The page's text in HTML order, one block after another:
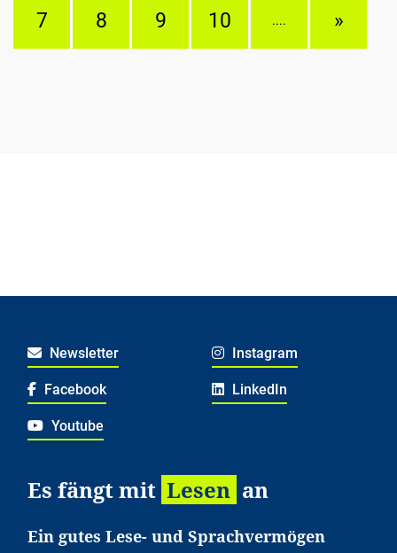
7 8 9 10 .... »
Newsletter Instagram
Facebook LinkedIn
Youtube
Es fängt mit Lesen an
Ein gutes Lese- und Sprachvermögen